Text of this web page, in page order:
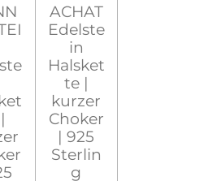
ACHAT
Edelste
in
Halsket
te |
kurzer
Choker
| 925
Sterlin
g